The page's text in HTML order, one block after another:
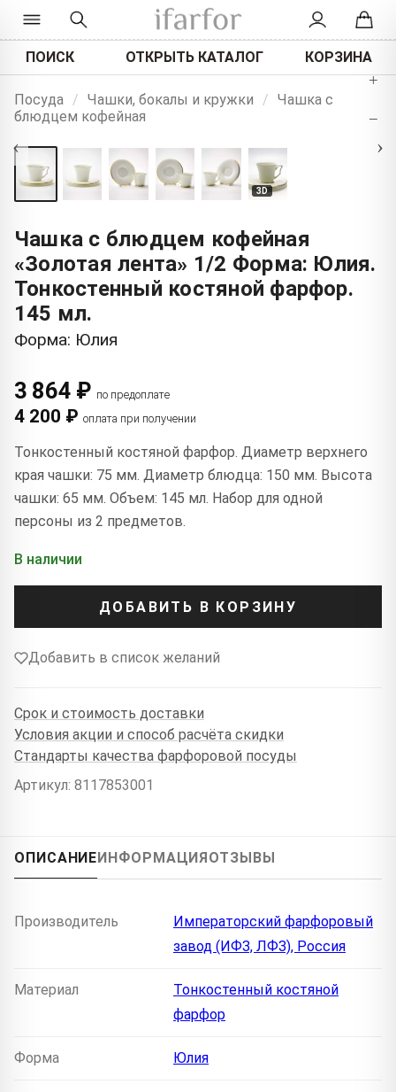
ПОИСК ОТКРЫТЬ КАТАЛОГ КОРЗИНА
Посуда / Чашки, бокалы и кружки / Чашка с
блюдцем кофейная
‹ ›
+
−
3D
Чашка с блюдцем кофейная
«Золотая лента» 1/2 Форма: Юлия.
Тонкостенный костяной фарфор.
145 мл.
Форма: Юлия
3 864 ₽ по предоплате
4 200 ₽ оплата при получении
Тонкостенный костяной фарфор. Диаметр верхнего
края чашки: 75 мм. Диаметр блюдца: 150 мм. Высота
чашки: 65 мм. Объем: 145 мл. Набор для одной
персоны из 2 предметов.
В наличии
ДОБАВИТЬ В КОРЗИНУ
Добавить в список желаний
Срок и стоимость доставки
Условия акции и способ расчёта скидки
Стандарты качества фарфоровой посуды
Артикул: 8117853001
ОПИСАНИЕ ИНФОРМАЦИЯ ОТЗЫВЫ
Производитель
Императорский фарфоровый
завод (ИФЗ, ЛФЗ), Россия
Материал
Тонкостенный костяной
фарфор
Форма Юлия